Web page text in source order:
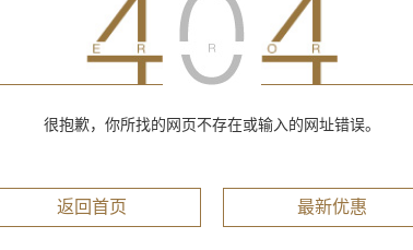
很抱歉，你所找的网页不存在或输入的网址错误。
返回首页 最新优惠